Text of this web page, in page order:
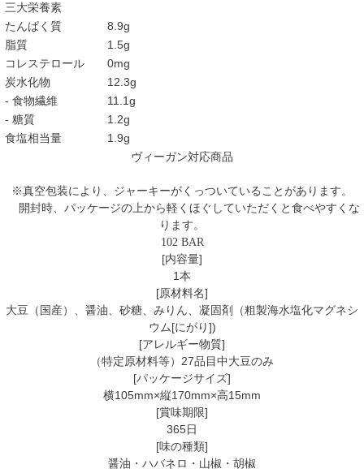
三大栄養素
たんぱく質
8.9g
脂質
1.5g
コレステロール
0mg
炭水化物
12.3g
- 食物繊維
11.1g
- 糖質
1.2g
食塩相当量
1.9g
ヴィーガン対応商品
※真空包装により、ジャーキーがくっついていることがあります。
開封時、パッケージの上から軽くほぐしていただくと食べやすくな
ります。
102 BAR
[内容量]
1本
[原材料名]
大豆（国産）、醤油、砂糖、みりん、凝固剤（粗製海水塩化マグネシ
ウム[にがり])
[アレルギー物質]
（特定原材料等）27品目中大豆のみ
[パッケージサイズ]
横105mm×縦170mm×高15mm
[賞味期限]
365日
[味の種類]
醤油・ハバネロ・山椒・胡椒